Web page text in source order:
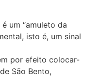
um “amuleto da
isto é, um sinal
por efeito colocar-
São Bento,